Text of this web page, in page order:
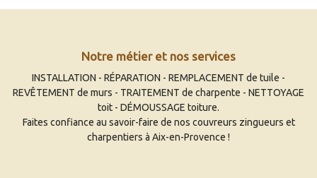
Notre métier et nos services
INSTALLATION - RÉPARATION - REMPLACEMENT de tuile -
REVÊTEMENT de murs - TRAITEMENT de charpente - NETTOYAGE
toit - DÉMOUSSAGE toiture.
Faites confiance au savoir-faire de nos couvreurs zingueurs et
charpentiers à Aix-en-Provence !